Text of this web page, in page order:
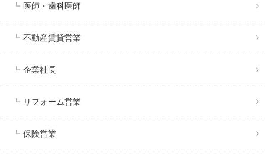
医師・歯科医師
不動産賃貸営業
企業社長
リフォーム営業
保険営業